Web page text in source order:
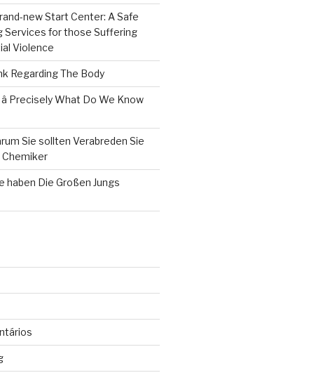
new Start Center: A Safe
Services for those Suffering
Violence
Regarding The Body
Precisely What Do We Know
Sie sollten Verabreden Sie
haben Die Großen Jungs